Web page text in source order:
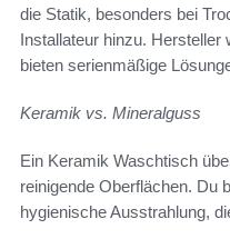
die Statik, besonders bei
Installateur hinzu.
bieten serienmäßige
Keramik vs. Mineralguss
Ein Keramik Waschtisch
reinigende Oberflächen. Du
hygienische Ausstrahlung,